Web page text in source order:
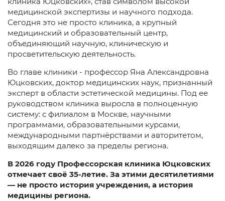
медицинской экспертизы и научного подхода.
Сегодня это не просто клиника, а крупный
медицинский и образовательный центр,
объединяющий научную, клиническую и
просветительскую деятельность.
Во главе клиники - профессор Яна Александровна
Юцковских, доктор медицинских наyк, признанный
эксперт в области эстетической медицины. Под ее
руководством клиника выросла в полноценную
системy: с филиалом в Москве, научными
программами, образовательными курсами,
международными партнёрствами и авторитетом,
выходящим далеко за пределы региона.
В 2026 году Профессорская клиника Юцковских
отмечает своё 35-летие. За этими десятилетиями
— не просто история учреждения, а история
медицины региона.